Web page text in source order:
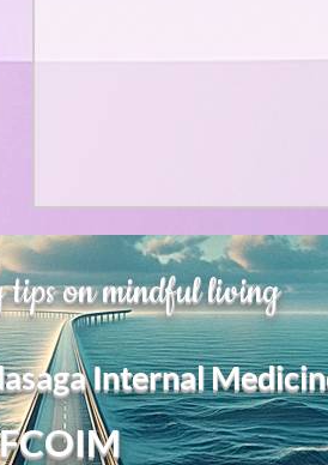
甘い物好きの人が太らない
うにするために。お腹が膨
て、カロリーが少ないもの
は？。
甘い物好きの人が太らないよ
にするために。お腹が膨れて
カロリーが少ないものは？。
「甘い物好きが太らない」た
tips on mindful living
Internal
​FCOIM